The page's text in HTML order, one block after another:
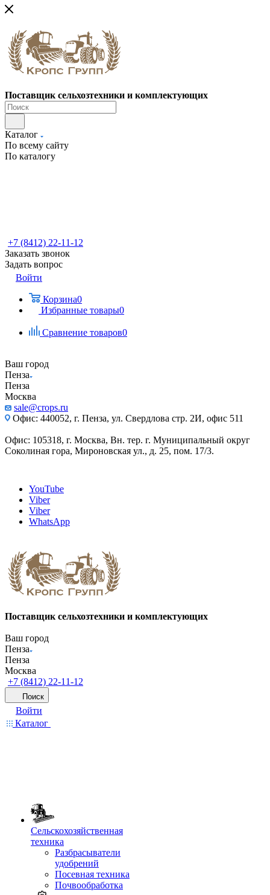
Поставщик сельхозтехники и комплектующих
Каталог
По всему сайту
По каталогу
+7 (8412) 22-11-12
Заказать звонок
Задать вопрос
Войти
Корзина0
Избранные товары0
Сравнение товаров0
Ваш город
Пенза
Пенза
Москва
sale@crops.ru
Офис: 440052, г. Пенза, ул. Свердлова стр. 2И, офис 511
Офис: 105318, г. Москва, Вн. тер. г. Муниципальный округ
Соколиная гора, Мироновская ул., д. 25, пом. 17/3.
YouTube
Viber
Viber
WhatsApp
Поставщик сельхозтехники и комплектующих
Ваш город
Пенза
Пенза
Москва
+7 (8412) 22-11-12
Поиск
Войти
Каталог
Сельскохозяйственная
техника
Разбрасыватели
удобрений
Посевная техника
Почвообработка